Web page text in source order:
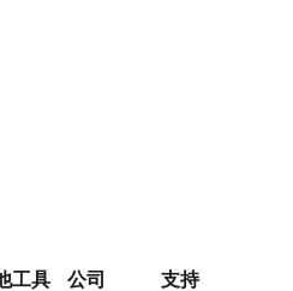
工具 公司 支持